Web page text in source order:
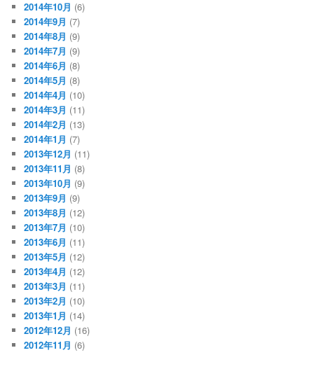
2014年10月 (6)
2014年9月 (7)
2014年8月 (9)
2014年7月 (9)
2014年6月 (8)
2014年5月 (8)
2014年4月 (10)
2014年3月 (11)
2014年2月 (13)
2014年1月 (7)
2013年12月 (11)
2013年11月 (8)
2013年10月 (9)
2013年9月 (9)
2013年8月 (12)
2013年7月 (10)
2013年6月 (11)
2013年5月 (12)
2013年4月 (12)
2013年3月 (11)
2013年2月 (10)
2013年1月 (14)
2012年12月 (16)
2012年11月 (6)